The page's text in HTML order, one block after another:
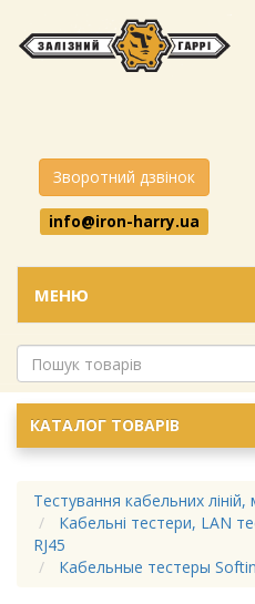
Зворотний дзвінок
info@iron-harry.ua
МЕНЮ
КАТАЛОГ ТОВАРІВ
Тестування кабельних
Кабельні тестери, LAN
RJ45
Кабельные тестеры